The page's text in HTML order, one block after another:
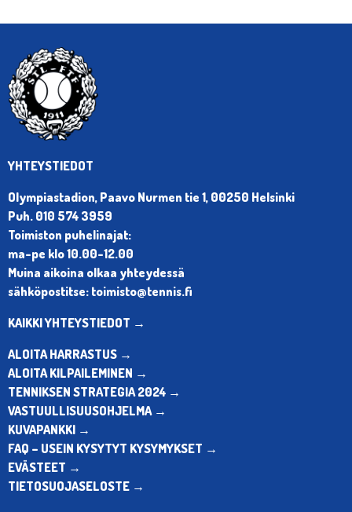
YHTEYSTIEDOT
Olympiastadion, Paavo Nurmen tie 1, 00250 Helsinki
Puh. 010 574 3959
Toimiston puhelinajat:
ma-pe klo 10.00-12.00
Muina aikoina olkaa yhteydessä
sähköpostitse: toimisto@tennis.fi
KAIKKI YHTEYSTIEDOT →
ALOITA HARRASTUS →
ALOITA KILPAILEMINEN →
TENNIKSEN STRATEGIA 2024 →
VASTUULLISUUSOHJELMA →
KUVAPANKKI →
FAQ – USEIN KYSYTYT KYSYMYKSET →
EVÄSTEET →
TIETOSUOJASELOSTE →